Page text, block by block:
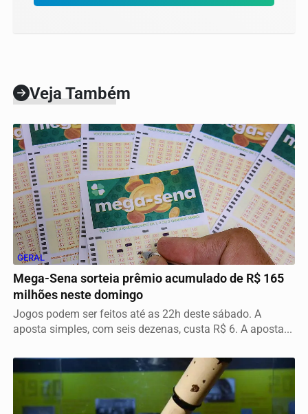
Veja Também
GERAL
Mega-Sena sorteia prêmio acumulado de R$ 165
milhões neste domingo
Jogos podem ser feitos até as 22h deste sábado. A
aposta simples, com seis dezenas, custa R$ 6. A aposta...